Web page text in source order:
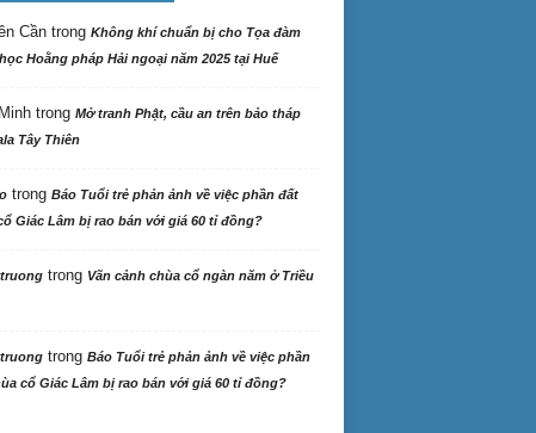
Cầntrong Không khí chuẩn bị cho Tọa đàm
Hoằng pháp Hải ngoại năm 2025 tại Huế
trong Mở tranh Phật, cầu an trên bảo tháp
Tây Thiên
trong Báo Tuổi trẻ phản ảnh về việc phần đất
Giác Lâm bị rao bán với giá 60 tỉ đồng?
trong Vãn cảnh chùa cổ ngàn năm ở Triều
trong Báo Tuổi trẻ phản ảnh về việc phần
cổ Giác Lâm bị rao bán với giá 60 tỉ đồng?